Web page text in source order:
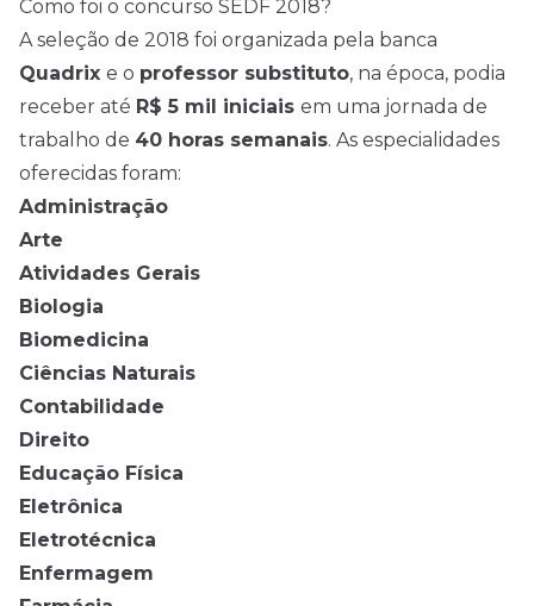
Como foi o concurso SEDF 2018?
A seleção de 2018 foi organizada pela banca
Quadrix e o professor substituto, na época, podia
receber até R$ 5 mil iniciais em uma jornada de
trabalho de 40 horas semanais. As especialidades
oferecidas foram:
Administração
Arte
Atividades Gerais
Biologia
Biomedicina
Ciências Naturais
Contabilidade
Direito
Educação Física
Eletrônica
Eletrotécnica
Enfermagem